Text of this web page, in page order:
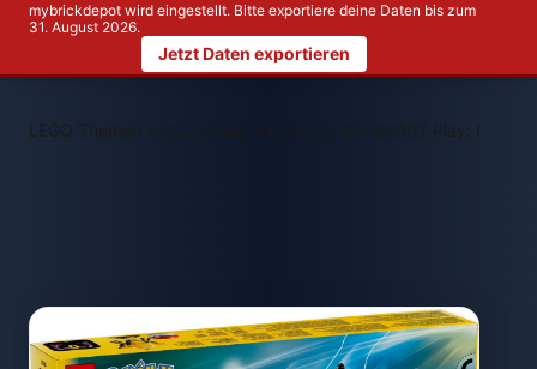
mybrickdepot wird eingestellt. Bitte exportiere deine Daten bis zum
31. August 2026.
Jetzt Daten exportieren
LEGO Themen > LEGO 72165 SMART Play: